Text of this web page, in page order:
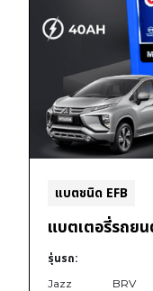
แบตชนิด EFB
แบตเตอรี่รถย
รุ่นรถ:
Jazz BRV